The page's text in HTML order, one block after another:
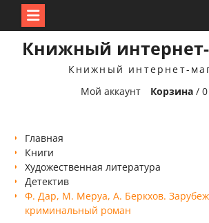
Книжный
Книжный интернет-
Мой аккаунт
Корзина /
Главная
Книги
Xудожественная литература
Детектив
Ф. Дар, М. Меруа, А. Беркхов.
криминальный роман